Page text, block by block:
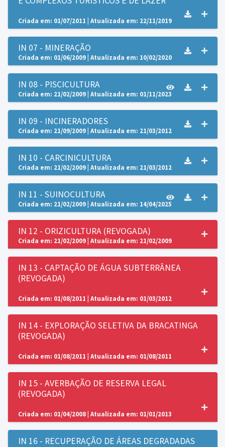
Criada em: 01/07/2011 | Atualizada em: 22/11/2019
IN 07 - MINERAÇÃO
Criada em: 01/06/2009 | Atualizada em: 10/02/2020
IN 08 - PISCICULTURA
Criada em: 21/02/2009 | Atualizada em: 01/11/2023
IN 09 - INCINERADORES
Criada em: 21/09/2009 | Atualizada em: 21/03/2012
IN 10 - CARCINICULTURA
Criada em: 21/02/2009 | Atualizada em: 21/03/2012
IN 11 - SUINOCULTURA
Criada em: 21/02/2009 | Atualizada em: 14/04/2025
IN 12 - ORIZICULTURA (REVOGADA)
Criada em: 21/02/2009 | Atualizada em: 21/02/2009
IN 13 - CAPTAÇÃO DE ÁGUA SUBTERRÂNEA
(REVOGADA)
Criada em: 01/08/2011 | Atualizada em: 01/03/2012
IN 14 - EXPLORAÇÃO SELETIVA DA BRACATINGA
(REVOGADA)
Criada em: 01/08/2011 | Atualizada em: 01/08/2011
IN 15 - AVERBAÇÃO DE RESERVA LEGAL
(REVOGADA)
Criada em: 01/04/2008 | Atualizada em: 01/01/2013
IN 16 - RECUPERAÇÃO DE ÁREAS DEGRADADAS